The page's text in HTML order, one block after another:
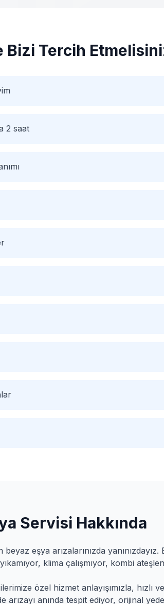
Bizi Tercih
2 saat
Servisi Hakkında
eşya arızalarınızda
klima çalışmıyor, kombi
özel hizmet anlayışımızla, hızlı
arızayı anında tespit ediyor, orijinal